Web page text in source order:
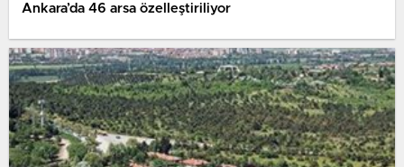
Ankara’da 46 arsa özelleştiriliyor